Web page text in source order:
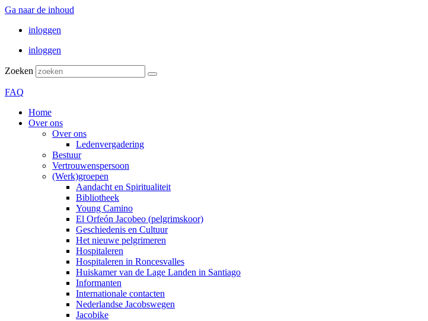
Ga naar de inhoud
inloggen
inloggen
Zoeken
FAQ
Home
Over ons
Over ons
Ledenvergadering
Bestuur
Vertrouwenspersoon
(Werk)groepen
Aandacht en Spiritualiteit
Bibliotheek
Young Camino
El Orfeón Jacobeo (pelgrimskoor)
Geschiedenis en Cultuur
Het nieuwe pelgrimeren
Hospitaleren
Hospitaleren in Roncesvalles
Huiskamer van de Lage Landen in Santiago
Informanten
Internationale contacten
Nederlandse Jacobswegen
Jacobike